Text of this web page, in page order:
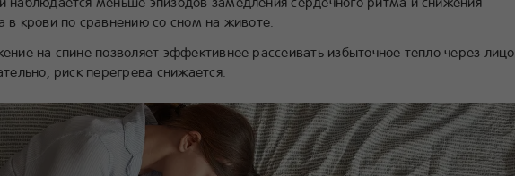
в крови по сравнению со сном на животе.
на спине позволяет эффективнее рассеивать избыточное тепло через лицо
риск перегрева снижается.